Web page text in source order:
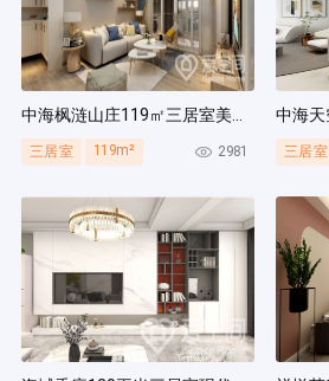
中海枫涟山庄119㎡三居室美式风装修案例
三居室 119m² 2981 三居室